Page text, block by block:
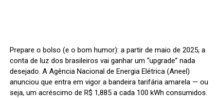
Prepare o bolso (e o bom humor): a partir de maio de 2025, a
conta de luz dos brasileiros vai ganhar um “upgrade” nada
desejado. A Agência Nacional de Energia Elétrica (Aneel)
anunciou que entra em vigor a bandeira tarifária amarela — ou
seja, um acréscimo de R$ 1,885 a cada 100 kWh consumidos.